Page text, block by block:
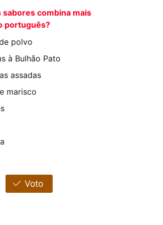
sabores combina mais
português?
polvo
à Bulhão Pato
assadas
marisco
Voto